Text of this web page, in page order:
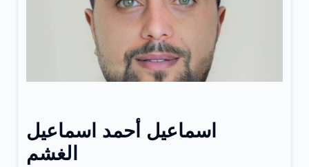
اسماعيل أحمد اسماعيل
الغشم